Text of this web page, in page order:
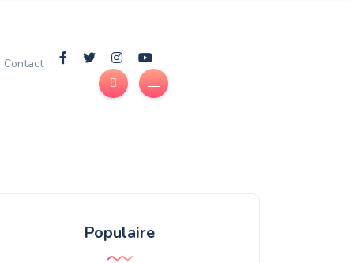
Contact
Populaire